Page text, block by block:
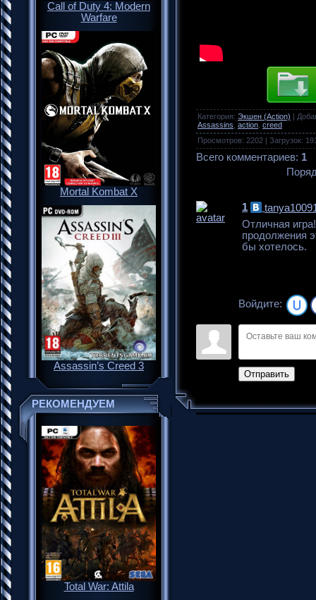
Call of Duty 4: Modern
Warfare
Mortal Kombat X
Assassin’s Creed 3
РЕКОМЕНДУЕМ
Total War: Attila
Категория: Экшен (Action)
Assassins, action, creed
Просмотров: 2202 Загрузок:
Всего комментариев: 1
1
Отличная
продолжения
бы хотелось.
Войдите:
Отправить